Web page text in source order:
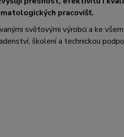
pracovišť.
světovými výrobci a ke
školení a technickou